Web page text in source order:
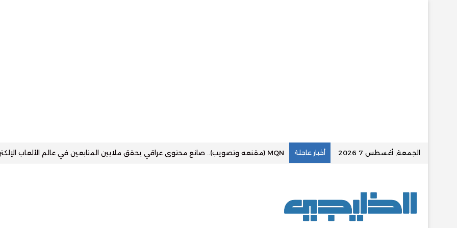
الجمعة, أغسطس 7 2026 أخبار عاجلة «عقارينا بلس» تعزز حضور التقنية في القطاع العقاري بمنصة رقمية تستهدف مختلف شرائح